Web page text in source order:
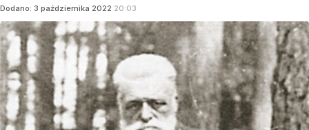
Dodano: 3 października 2022 20:03